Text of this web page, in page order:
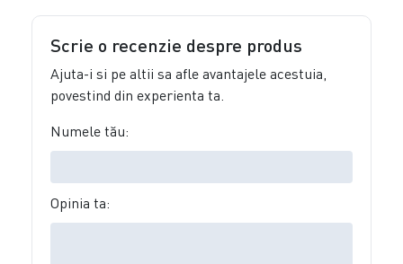
Scrie o recenzie despre produs
Ajuta-i si pe altii sa afle avantajele acestuia,
povestind din experienta ta.
Numele tău:
Opinia ta: